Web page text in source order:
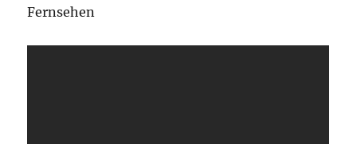
Fernsehen